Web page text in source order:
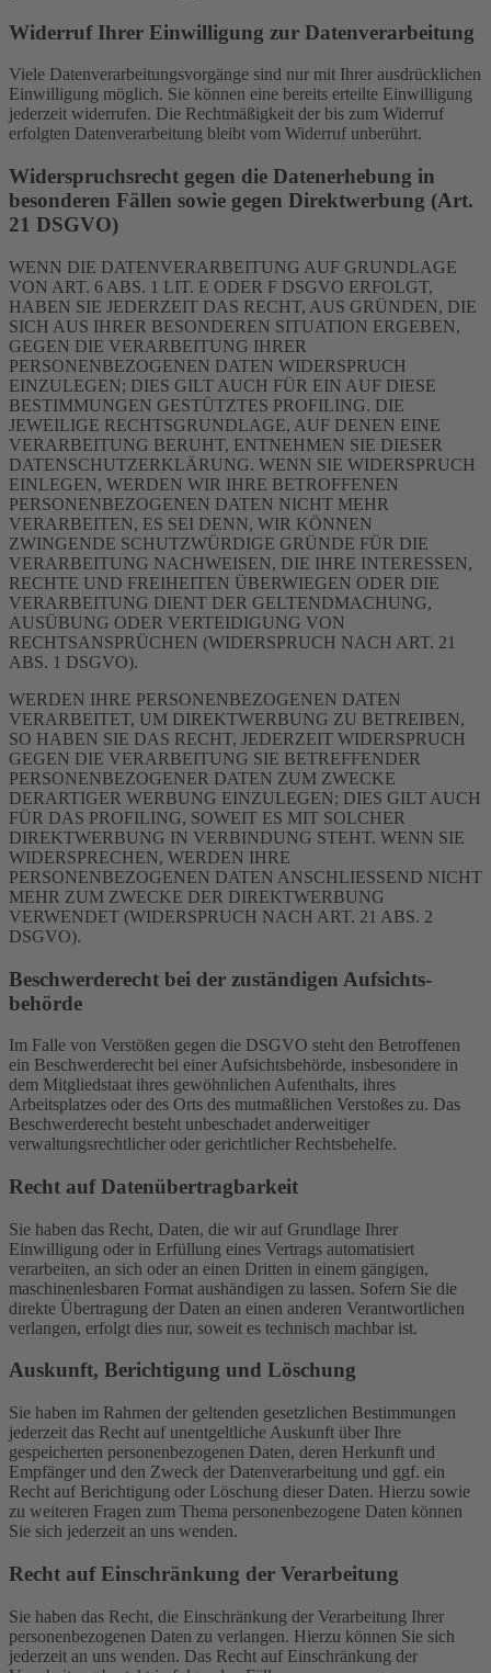
Widerruf Ihrer Einwilligung zur Datenverarbeitung
Viele Datenverarbeitungsvorgänge sind nur mit Ihrer ausdrücklichen
Einwilligung möglich. Sie können eine bereits erteilte Einwilligung
jederzeit widerrufen. Die Rechtmäßigkeit der bis zum Widerruf
erfolgten Datenverarbeitung bleibt vom Widerruf unberührt.
Widerspruchsrecht gegen die Datenerhebung in
besonderen Fällen sowie gegen Direktwerbung (Art.
21 DSGVO)
WENN DIE DATENVERARBEITUNG AUF GRUNDLAGE
VON ART. 6 ABS. 1 LIT. E ODER F DSGVO ERFOLGT,
HABEN SIE JEDERZEIT DAS RECHT, AUS GRÜNDEN, DIE
SICH AUS IHRER BESONDEREN SITUATION ERGEBEN,
GEGEN DIE VERARBEITUNG IHRER
PERSONENBEZOGENEN DATEN WIDERSPRUCH
EINZULEGEN; DIES GILT AUCH FÜR EIN AUF DIESE
BESTIMMUNGEN GESTÜTZTES PROFILING. DIE
JEWEILIGE RECHTSGRUNDLAGE, AUF DENEN EINE
VERARBEITUNG BERUHT, ENTNEHMEN SIE DIESER
DATENSCHUTZERKLÄRUNG. WENN SIE WIDERSPRUCH
EINLEGEN, WERDEN WIR IHRE BETROFFENEN
PERSONENBEZOGENEN DATEN NICHT MEHR
VERARBEITEN, ES SEI DENN, WIR KÖNNEN
ZWINGENDE SCHUTZWÜRDIGE GRÜNDE FÜR DIE
VERARBEITUNG NACHWEISEN, DIE IHRE INTERESSEN,
RECHTE UND FREIHEITEN ÜBERWIEGEN ODER DIE
VERARBEITUNG DIENT DER GELTENDMACHUNG,
AUSÜBUNG ODER VERTEIDIGUNG VON
RECHTSANSPRÜCHEN (WIDERSPRUCH NACH ART. 21
ABS. 1 DSGVO).
WERDEN IHRE PERSONENBEZOGENEN DATEN
VERARBEITET, UM DIREKTWERBUNG ZU BETREIBEN,
SO HABEN SIE DAS RECHT, JEDERZEIT WIDERSPRUCH
GEGEN DIE VERARBEITUNG SIE BETREFFENDER
PERSONENBEZOGENER DATEN ZUM ZWECKE
DERARTIGER WERBUNG EINZULEGEN; DIES GILT AUCH
FÜR DAS PROFILING, SOWEIT ES MIT SOLCHER
DIREKTWERBUNG IN VERBINDUNG STEHT. WENN SIE
WIDERSPRECHEN, WERDEN IHRE
PERSONENBEZOGENEN DATEN ANSCHLIESSEND NICHT
MEHR ZUM ZWECKE DER DIREKTWERBUNG
VERWENDET (WIDERSPRUCH NACH ART. 21 ABS. 2
DSGVO).
Beschwerde­recht bei der zuständigen Aufsichts­
behörde
Im Falle von Verstößen gegen die DSGVO steht den Betroffenen
ein Beschwerderecht bei einer Aufsichtsbehörde, insbesondere in
dem Mitgliedstaat ihres gewöhnlichen Aufenthalts, ihres
Arbeitsplatzes oder des Orts des mutmaßlichen Verstoßes zu. Das
Beschwerderecht besteht unbeschadet anderweitiger
verwaltungsrechtlicher oder gerichtlicher Rechtsbehelfe.
Recht auf Daten­übertrag­barkeit
Sie haben das Recht, Daten, die wir auf Grundlage Ihrer
Einwilligung oder in Erfüllung eines Vertrags automatisiert
verarbeiten, an sich oder an einen Dritten in einem gängigen,
maschinenlesbaren Format aushändigen zu lassen. Sofern Sie die
direkte Übertragung der Daten an einen anderen Verantwortlichen
verlangen, erfolgt dies nur, soweit es technisch machbar ist.
Auskunft, Berichtigung und Löschung
Sie haben im Rahmen der geltenden gesetzlichen Bestimmungen
jederzeit das Recht auf unentgeltliche Auskunft über Ihre
gespeicherten personenbezogenen Daten, deren Herkunft und
Empfänger und den Zweck der Datenverarbeitung und ggf. ein
Recht auf Berichtigung oder Löschung dieser Daten. Hierzu sowie
zu weiteren Fragen zum Thema personenbezogene Daten können
Sie sich jederzeit an uns wenden.
Recht auf Einschränkung der Verarbeitung
Sie haben das Recht, die Einschränkung der Verarbeitung Ihrer
personenbezogenen Daten zu verlangen. Hierzu können Sie sich
jederzeit an uns wenden. Das Recht auf Einschränkung der